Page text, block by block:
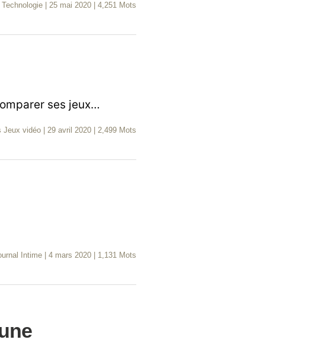
Technologie 25 mai 2020 4,251 Mots
ses jeux…
Jeux vidéo 29 avril 2020 2,499 Mots
Intime 4 mars 2020 1,131 Mots